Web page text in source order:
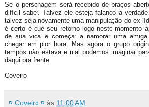
Se o personagem será recebido de braços
difícil saber. Talvez ele esteja falando a
talvez seja novamente uma manipulação do ex-
é certo é que seu retorno logo neste momento
de sua vida e começar a namorar uma
chegar em pior hora. Mas agora o grupo
tempos não estava e mal podemos imaginar
daqui pra frente.
Coveiro
¤ Coveiro ¤ às 11:00 AM